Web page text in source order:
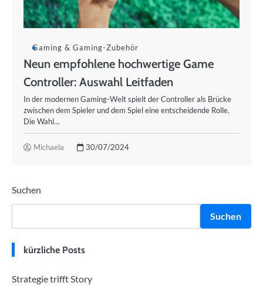
Gaming & Gaming-Zubehör
Neun empfohlene hochwertige Game
Controller: Auswahl Leitfaden
In der modernen Gaming-Welt spielt der Controller als Brücke
zwischen dem Spieler und dem Spiel eine entscheidende Rolle.
Die Wahl…
Michaela 30/07/2024
Suchen
Suchen
kürzliche Posts
Strategie trifft Story